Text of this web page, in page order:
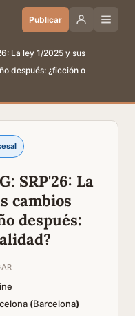
Publicar
La ley 1/2025 y sus
después: ¿ficción o
SRP'26: La
cambios
después:
(Barcelona)